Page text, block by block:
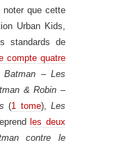
noter que cette
Urban Kids,
standards de
compte quatre
Batman – Les
& Robin –
(1 tome),Les
les deux
contre le